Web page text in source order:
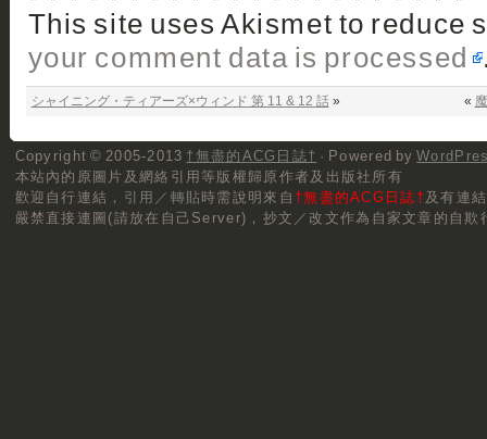
This site uses Akismet to reduce
your comment data is processed
シャイニング・ティアーズ×ウィンド 第 11 & 12 話» «
Copyright © 2005-2013 †無盡的ACG日誌† · Powered by
本站內的原圖片及網絡引用等版權歸原作者及出版社所有
歡迎自行連結， 引用／轉貼時需說明來自 †無盡的ACG日誌†及有連
嚴禁直接連圖(請放在自己Server)，抄文／改文作為自家文章的自欺